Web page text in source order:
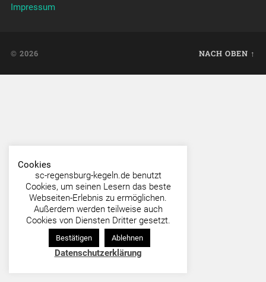
Impressum
© 2026 NACH OBEN ↑
Cookies
sc-regensburg-kegeln.de benutzt
Cookies, um seinen Lesern das beste
Webseiten-Erlebnis zu ermöglichen.
Außerdem werden teilweise auch
Cookies von Diensten Dritter gesetzt.
Bestätigen Ablehnen
Datenschutzerklärung